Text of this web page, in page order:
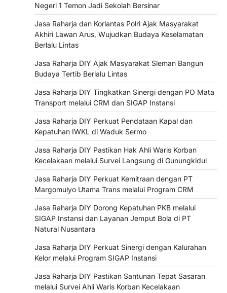
Negeri 1 Temon Jadi Sekolah Bersinar
Jasa Raharja dan Korlantas Polri Ajak Masyarakat
Akhiri Lawan Arus, Wujudkan Budaya Keselamatan
Berlalu Lintas
Jasa Raharja DIY Ajak Masyarakat Sleman Bangun
Budaya Tertib Berlalu Lintas
Jasa Raharja DIY Tingkatkan Sinergi dengan PO Mata
Transport melalui CRM dan SIGAP Instansi
Jasa Raharja DIY Perkuat Pendataan Kapal dan
Kepatuhan IWKL di Waduk Sermo
Jasa Raharja DIY Pastikan Hak Ahli Waris Korban
Kecelakaan melalui Survei Langsung di Gunungkidul
Jasa Raharja DIY Perkuat Kemitraan dengan PT
Margomulyo Utama Trans melalui Program CRM
Jasa Raharja DIY Dorong Kepatuhan PKB melalui
SIGAP Instansi dan Layanan Jemput Bola di PT
Natural Nusantara
Jasa Raharja DIY Perkuat Sinergi dengan Kalurahan
Kelor melalui Program SIGAP Instansi
Jasa Raharja DIY Pastikan Santunan Tepat Sasaran
melalui Survei Ahli Waris Korban Kecelakaan